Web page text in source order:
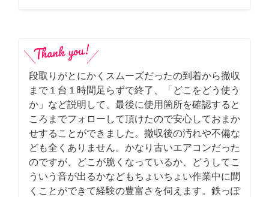
段取りがとにかくスムーズだったの到着から撤収
まで１台１時間足らずで終了、「どこをどう使う
か」など説明して、最後に使用箇所を確認すると
ころまでフォローして頂けたので安心しておまか
せすることができました。撤収後の汚れや不備な
ども全くありません。かなり古いエアコンだった
のですが、どこが脆くなっているか、どうしてこ
ういう音が出るかなどもちょいちょい作業中に聞
くことができて経験の豊富さを伺えます。鉄っぽ